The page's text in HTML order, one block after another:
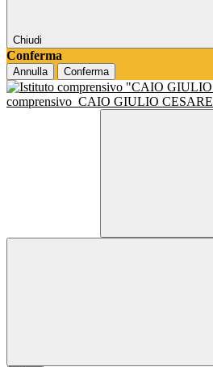
Chiudi
Conferma
Annulla Conferma
comprensivo CAIO GIULIO CESARE